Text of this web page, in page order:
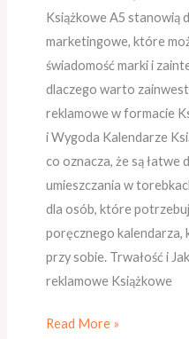
Książkowe A5 stanowią
marketingowe, które
świadomość marki i
dlaczego warto
reklamowe w formacie
i Wygoda Kalendarze
co oznacza, że są łatwe
umieszczania w
dla osób, które
poręcznego kalendarza,
przy sobie. Trwałość i
reklamowe Książkowe
Read More »